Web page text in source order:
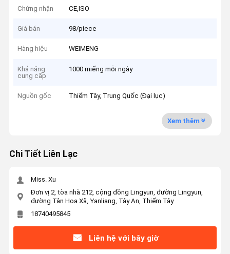
Chứng nhận CE,ISO
Giá bán 98/piece
Hàng hiệu WEIMENG
Khả năng
cung cấp
1000 miếng mỗi ngày
Nguồn gốc Thiểm Tây, Trung Quốc (Đại lục)
Xem thêm
Chi Tiết Liên Lạc
Miss. Xu
Đơn vị 2, tòa nhà 212, cộng đồng Lingyun, đường Lingyun,
đường Tân Hoa Xã, Yanliang, Tây An, Thiểm Tây
18740495845
Liên hệ với bây giờ